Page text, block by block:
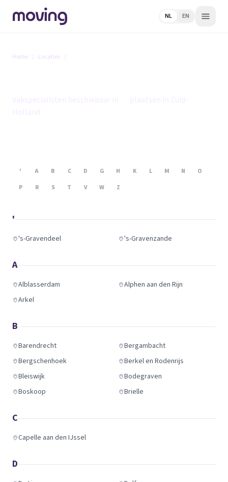
NL EN
Home / Locaties /
' A B C D G H K L M N
O
P
R S T V W Z
'
's-Gravendeel 's-Gravenzande
A
Alblasserdam
Alphen aan den Rijn
Arkel
B
Barendrecht
Bergambacht
Bergschenhoek
Berkel en Rodenrijs
Bleiswijk
Bodegraven
Boskoop
Brielle
C
Capelle aan den IJssel
D